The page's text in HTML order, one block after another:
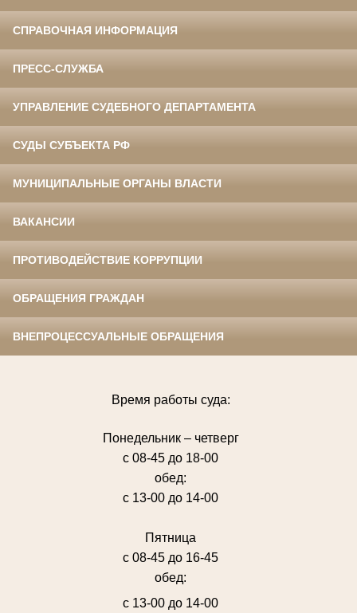
СПРАВОЧНАЯ ИНФОРМАЦИЯ
ПРЕСС-СЛУЖБА
УПРАВЛЕНИЕ СУДЕБНОГО ДЕПАРТАМЕНТА
СУДЫ СУБЪЕКТА РФ
МУНИЦИПАЛЬНЫЕ ОРГАНЫ ВЛАСТИ
ВАКАНСИИ
ПРОТИВОДЕЙСТВИЕ КОРРУПЦИИ
ОБРАЩЕНИЯ ГРАЖДАН
ВНЕПРОЦЕССУАЛЬНЫЕ ОБРАЩЕНИЯ
Время работы суда:
Понедельник – четверг
с 08-45 до 18-00
обед:
с 13-00 до 14-00
Пятница
с 08-45 до 16-45
обед:
с 13-00 до 14-00